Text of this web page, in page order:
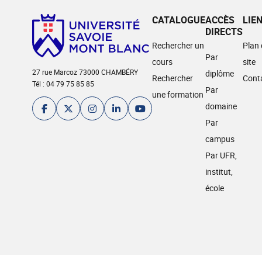
27 rue Marcoz 73000 CHAMBÉRY
Tél : 04 79 75 85 85
CATALOGUE
Rechercher un
cours
Rechercher
une formation
ACCÈS
DIRECTS
Par
diplôme
Par
domaine
Par
campus
Par UFR,
institut,
école
Plan
site